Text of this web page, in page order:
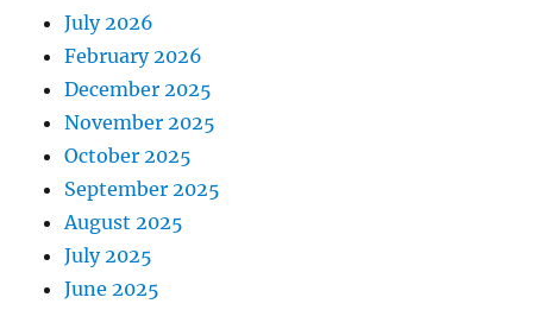
July 2026
February 2026
December 2025
November 2025
October 2025
September 2025
August 2025
July 2025
June 2025